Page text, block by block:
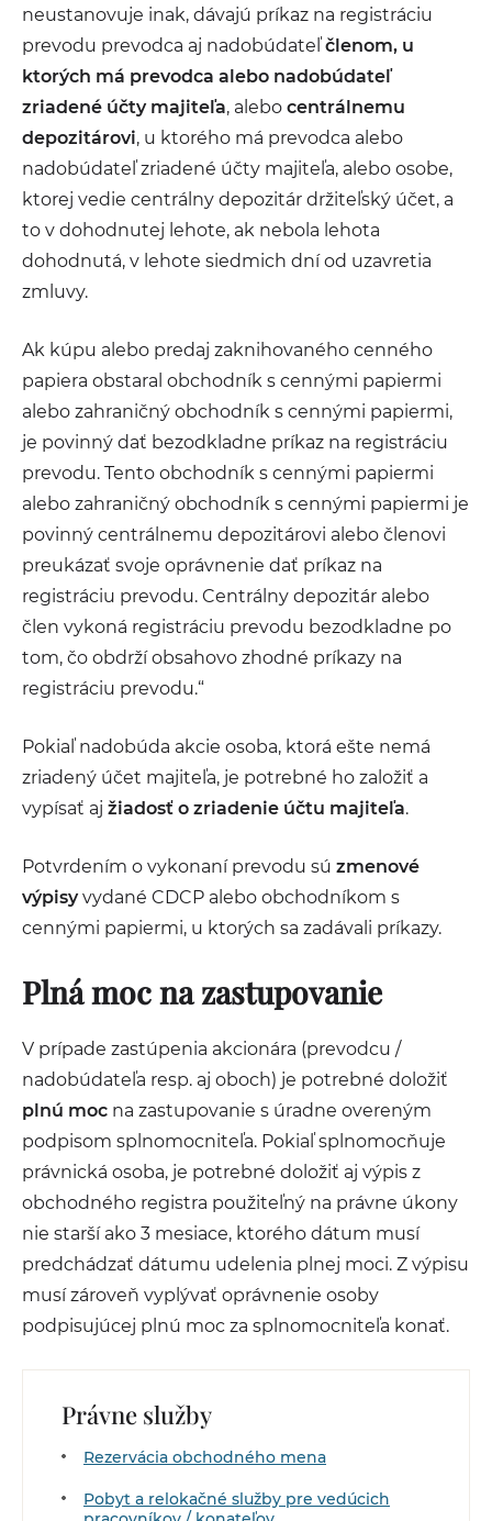
neustanovuje inak, dávajú príkaz na registráciu
prevodu prevodca aj nadobúdateľ členom, u
ktorých má prevodca alebo nadobúdateľ
zriadené účty majiteľa, alebo centrálnemu
depozitárovi, u ktorého má prevodca alebo
nadobúdateľ zriadené účty majiteľa, alebo osobe,
ktorej vedie centrálny depozitár držiteľský účet, a
to v dohodnutej lehote, ak nebola lehota
dohodnutá, v lehote siedmich dní od uzavretia
zmluvy.
Ak kúpu alebo predaj zaknihovaného cenného
papiera obstaral obchodník s cennými papiermi
alebo zahraničný obchodník s cennými papiermi,
je povinný dať bezodkladne príkaz na registráciu
prevodu. Tento obchodník s cennými papiermi
alebo zahraničný obchodník s cennými papiermi je
povinný centrálnemu depozitárovi alebo členovi
preukázať svoje oprávnenie dať príkaz na
registráciu prevodu. Centrálny depozitár alebo
člen vykoná registráciu prevodu bezodkladne po
tom, čo obdrží obsahovo zhodné príkazy na
registráciu prevodu.“
Pokiaľ nadobúda akcie osoba, ktorá ešte nemá
zriadený účet majiteľa, je potrebné ho založiť a
vypísať aj žiadosť o zriadenie účtu majiteľa.
Potvrdením o vykonaní prevodu sú zmenové
výpisyvydané CDCP alebo obchodníkom s
cennými papiermi, u ktorých sa zadávali príkazy.
Plná moc na zastupovanie
V prípade zastúpenia akcionára (prevodcu /
nadobúdateľa resp. aj oboch) je potrebné doložiť
plnú moc na zastupovanie s úradne overeným
podpisom splnomocniteľa. Pokiaľ splnomocňuje
právnická osoba, je potrebné doložiť aj výpis z
obchodného registra použiteľný na právne úkony
nie starší ako 3 mesiace, ktorého dátum musí
predchádzať dátumu udelenia plnej moci. Z výpisu
musí zároveň vyplývať oprávnenie osoby
podpisujúcej plnú moc za splnomocniteľa konať.
Právne služby
Rezervácia obchodného mena
Pobyt a relokačné služby pre vedúcich